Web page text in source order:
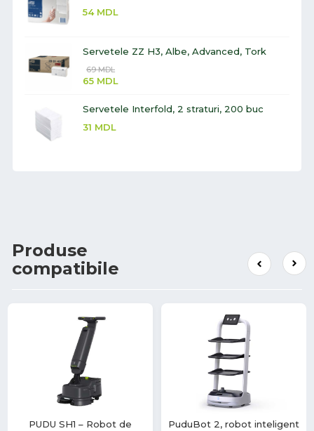
54 MDL
Servetele ZZ H3, Albe, Advanced, Tork
69MDL
65 MDL
Servetele Interfold, 2 straturi, 200 buc
31 MDL
Produse
compatibile
PUDU SH1 – Robot de
PuduBot 2, robot inteligent